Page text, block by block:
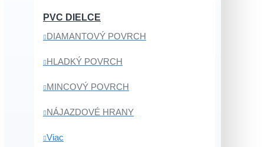
PVC DIELCE
DIAMANTOVÝ POVRCH
HLADKÝ POVRCH
MINCOVÝ POVRCH
NÁJAZDOVÉ HRANY
Viac